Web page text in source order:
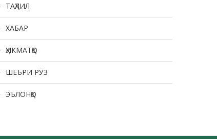
ТАҲЛИЛ
ХАБАР
ҲИКМАТҲО
ШЕЪРИ РӮЗ
ЭЪЛОНҲО